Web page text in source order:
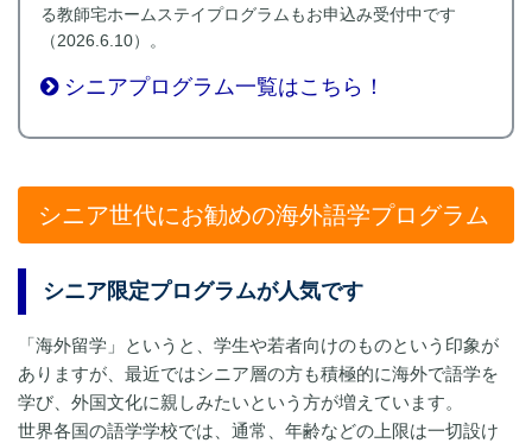
る教師宅ホームステイプログラムもお申込み受付中です
（2026.6.10）。
シニアプログラム一覧はこちら！
シニア世代にお勧めの海外語学プログラム
シニア限定プログラムが人気です
「海外留学」というと、学生や若者向けのものという印象が
ありますが、最近ではシニア層の方も積極的に海外で語学を
学び、外国文化に親しみたいという方が増えています。
世界各国の語学学校では、通常、年齢などの上限は一切設け